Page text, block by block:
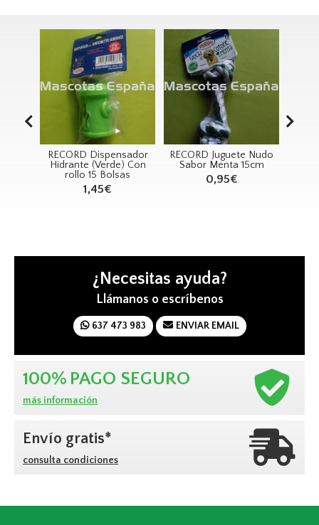
RECORD Juguete Nudo
Sabor Menta 15cm
0,95€
RECORD Lazos
Grandes Bote 24un
72,60€
¿Necesitas ayuda?
Llámanos o escríbenos
637 473 983 ENVIAR EMAIL
100% PAGO SEGURO
más información
Envío gratis*
consulta condiciones